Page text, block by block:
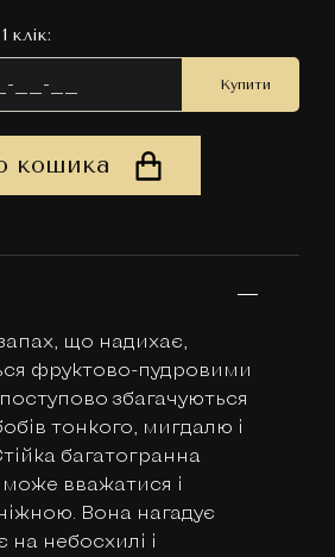
клік:
Купити
кошика
що надихає,
фруктово-пудровими
збагачуються
тонкого, мигдалю і
багатогранна
вважатися і
Вона нагадує
на небосхилі і